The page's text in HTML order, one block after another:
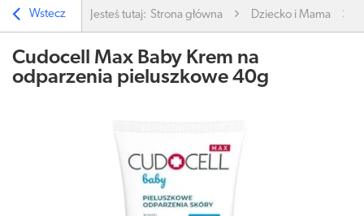
Wstecz Jesteś tutaj: Strona główna Dziecko i Mama
Cudocell Max Baby Krem na
odparzenia pieluszkowe 40g